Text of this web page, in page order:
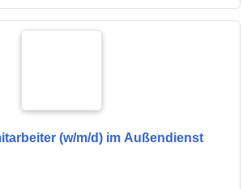
(w/m/d) im Außendienst